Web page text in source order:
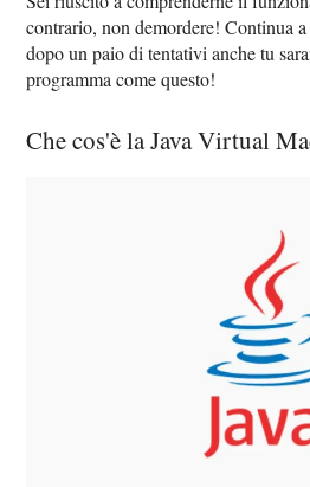
contrario, non demordere! Continua
dopo un paio di tentativi anche tu
programma come questo!
Che cos'è la Java Virtual